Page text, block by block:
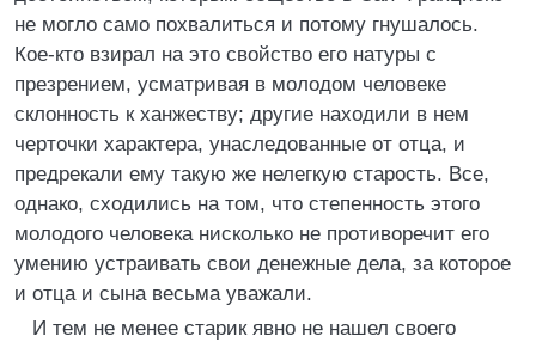
не могло само похвалиться и потому гнушалось.
Кое-кто взирал на это свойство его натуры с
презрением, усматривая в молодом человеке
склонность к ханжеству; другие находили в нем
черточки характера, унаследованные от отца, и
предрекали ему такую же нелегкую старость. Все,
однако, сходились на том, что степенность этого
молодого человека нисколько не противоречит его
умению устраивать свои денежные дела, за которое
и отца и сына весьма уважали.
И тем не менее старик явно не нашел своего